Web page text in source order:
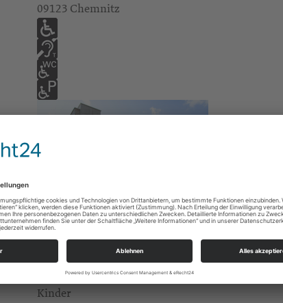
09123 Chemnitz
Gruppen/Kreise
Gemeindpädagogin G. Jarausch
Kinder